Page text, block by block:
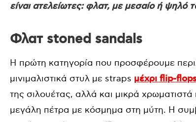
είναι ατελείωτες: φλατ, με μεσαίο ή ψηλό
Φλατ stoned sandals
Η πρώτη κατηγορία που προσφέρουμε
μινιμαλιστικά στυλ με straps μέχρι flip-
της σιλουέτας, αλλά και μικρά
μεγάλη πέτρα με κόσμημα στη μύτη. Η